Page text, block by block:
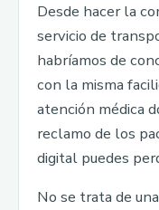
Desde hacer la
servicio de
habríamos de
con la misma
atención médica
reclamo de los
digital puedes
No se trata de